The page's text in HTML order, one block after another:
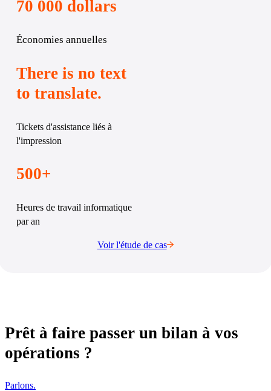
70 000 dollars
Économies annuelles
There is no text
to translate.
Tickets d'assistance liés à
l'impression
500+
Heures de travail informatique
par an
Voir l'étude de cas
Prêt à faire passer un bilan à vos
opérations ?
Parlons.